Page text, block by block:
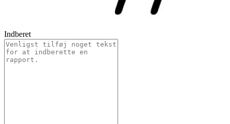
Indberet